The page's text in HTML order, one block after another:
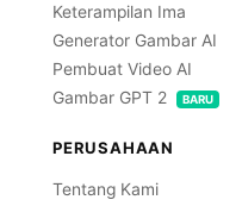
Keterampilan Ima
Generator Gambar AI
Pembuat Video AI
Gambar GPT 2
BARU
PERUSAHAAN
Tentang Kami